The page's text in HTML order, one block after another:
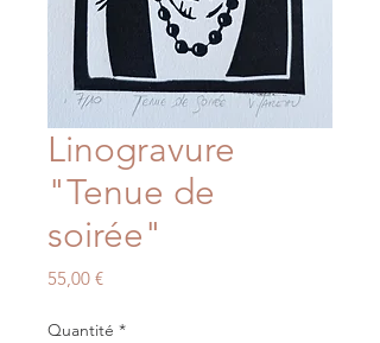
Linogravure
"Tenue de
soirée"
55,00 €Prix
Quantité *